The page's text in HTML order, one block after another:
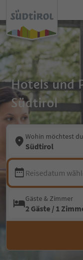
Hotels und
Südtirol
Wohin möchtest
Südtirol
Reisedatum
Gäste & Zimmer
2 Gäste / 1